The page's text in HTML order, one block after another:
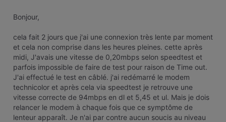
Bonjour,
cela fait 2 jours que j'ai une connexion très lente par moment
et cela non comprise dans les heures pleines. cette après
midi, J'avais une vitesse de 0,20mbps selon speedtest et
parfois impossible de faire de test pour raison de Time out.
J'ai effectué le test en câblé. j'ai redémarré le modem
technicolor et après cela via speedtest je retrouve une
vitesse correcte de 94mbps en dl et 5,45 et ul. Mais je dois
relancer le modem à chaque fois que ce symptôme de
lenteur apparaît. Je n'ai par contre aucun soucis au niveau